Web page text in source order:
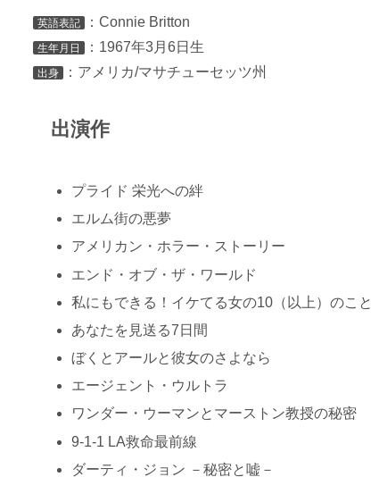
英語表記 ：Connie Britton
生年月日 ：1967年3月6日生
出身 ：アメリカ/マサチューセッツ州
出演作
プライド 栄光への絆
エルム街の悪夢
アメリカン・ホラー・ストーリー
エンド・オブ・ザ・ワールド
私にもできる！イケてる女の10（以上）のこと
あなたを見送る7日間
ぼくとアールと彼女のさよなら
エージェント・ウルトラ
ワンダー・ウーマンとマーストン教授の秘密
9-1-1 LA救命最前線
ダーティ・ジョン －秘密と嘘－